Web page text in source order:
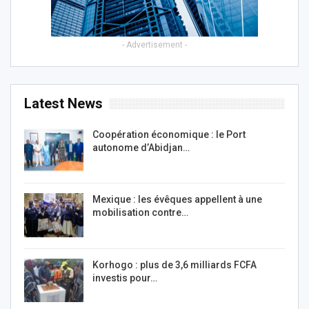
- Advertisement -
Latest News
Coopération économique : le Port
autonome d’Abidjan…
Mexique : les évêques appellent à une
mobilisation contre…
Korhogo : plus de 3,6 milliards FCFA
investis pour…